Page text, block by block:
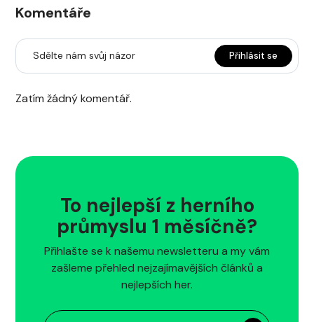
Komentáře
Sdělte nám svůj názor Přihlásit se
Zatím žádný komentář.
To nejlepší z herního
průmyslu 1 měsíčně?
Přihlašte se k našemu newsletteru a my vám
zašleme přehled nejzajímavějších článků a
nejlepších her.